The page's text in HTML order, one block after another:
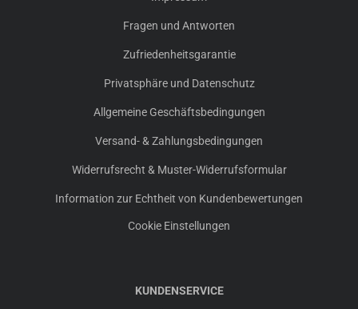
Fragen und Antworten
Zufriedenheitsgarantie
Privatsphäre und Datenschutz
Allgemeine Geschäftsbedingungen
Versand- & Zahlungsbedingungen
Widerrufsrecht & Muster-Widerrufsformular
Information zur Echtheit von Kundenbewertungen
Cookie Einstellungen
KUNDENSERVICE